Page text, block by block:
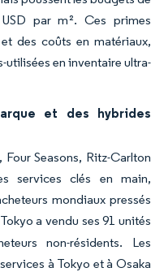
par m². Ces primes
des coûts en matériaux,
utilisées en inventaire ultra-
et des hybrides
Seasons, Ritz-Carlton
services clés en main,
mondiaux pressés
a vendu ses 91 unités
non-résidents. Les
à Tokyo et à Osaka